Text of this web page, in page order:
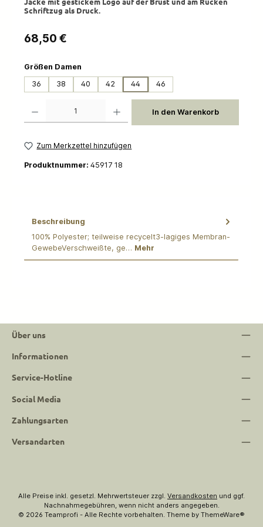
Schriftzug als Druck.
Regulärer Preis:
68,50 €
Größen Damen
36
38 40 42 44 46
In den Warenkorb
Zum Merkzettel hinzufügen
Produktnummer: 45917 18
Beschreibung
100% Polyester; teilweise recycelt3-lagiges Membran-
GewebeVerschweißte, ge… Mehr
Über uns
Informationen
Service-Hotline
Social Media
Zahlungsarten
Versandarten
Alle Preise inkl. gesetzl. Mehrwertsteuer zzgl. Versandkosten und ggf.
Nachnahmegebühren, wenn nicht anders angegeben.
© 2026 Teamprofi - Alle Rechte vorbehalten. Theme by ThemeWare®